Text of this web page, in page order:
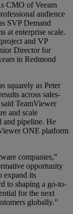
CMO of Veeam
audience
SVP Demand
at enterprise scale.
and VP
Director for
in Redmond
squarely as Peter
across sales-
TeamViewer
and scale
and pipeline. He
ONE platform
companies,”
opportunity
expand its
to shaping a go-to-
for the next
globally.”